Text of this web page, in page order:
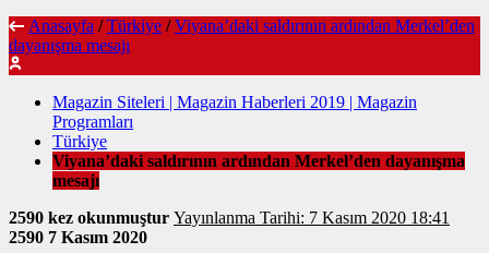
Anasayfa / Türkiye / Viyana’daki saldırının ardından Merkel’den
dayanışma mesajı
Magazin Siteleri | Magazin Haberleri 2019 | Magazin
Programları
Türkiye
Viyana’daki saldırının ardından Merkel’den dayanışma
mesajı
2590 kez okunmuştur
Yayınlanma Tarihi: 7 Kasım 2020 18:41
2590 7 Kasım 2020